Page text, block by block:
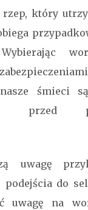
rzep, który
śmieci
przed
uwagę
podejścia do
uwagę na